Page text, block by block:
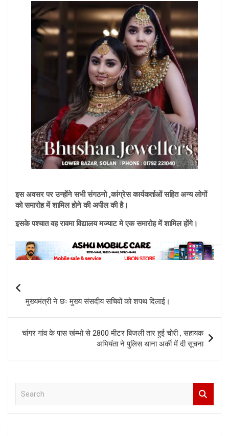
इस अवसर पर उन्होंने सभी संगठनो ,कांग्रेस कार्यकर्ताओं सहित अन्य लोगों
को समारोह में शामिल होने की अपील की है।
इसके पश्चात वह रावमा विद्यालय मज्याट मे एक समारोह में शामिल होंगे।
navigation
मुख्यमंत्री ने छः मुख्य संसदीय सचिवों को शपथ दिलाई।
चांगर गांव के पास खंम्भो से 2800 मीटर बिजली तार हुई चोरी , सहायक
अभियंता ने पुलिस थाना अर्की में दी सूचना